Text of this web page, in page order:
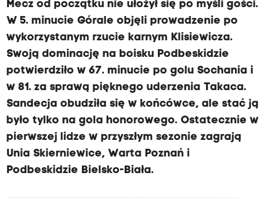
Mecz od początku nie ułożył się po myśli gości.
W 5. minucie Górale objęli prowadzenie po
wykorzystanym rzucie karnym Klisiewicza.
Swoją dominację na boisku Podbeskidzie
potwierdziło w 67. minucie po golu Sochania i
w 81. za sprawą pięknego uderzenia Takaca.
Sandecja obudziła się w końcówce, ale stać ją
było tylko na gola honorowego. Ostatecznie w
pierwszej lidze w przyszłym sezonie zagrają
Unia Skierniewice, Warta Poznań i
Podbeskidzie Bielsko-Biała.